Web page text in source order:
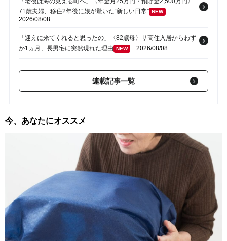
71歳夫婦、移住2年後に娘が驚いた“新しい日常” NEW
2026/08/08
「迎えに来てくれると思ったの」〈82歳母〉サ高住入居からわず
か1ヵ月、長男宅に突然現れた理由 NEW 2026/08/08
「今年も全部お願いね」娘夫婦から届いた連絡…〈年金月27万
円・貯蓄2,600万円〉60代夫婦が夏休みを恐れる理由
歳父の落胆。〈年金16万円〉〈資産1,700万円〉真面目な父が、
孤独の中で失った「40万円と自尊心」
「やっぱり娘の子が一番可愛いわ」…援助額は合計800万円超・
露骨な“孫差別”を続けた79歳女性、介護施設で直面した「自業自
2026/08/08
連載記事一覧
今、あなたにオススメ